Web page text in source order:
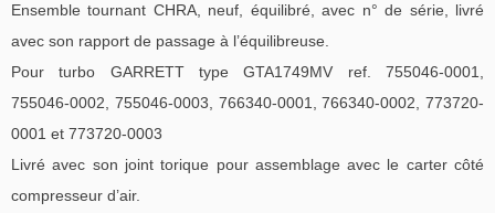
Ensemble tournant CHRA, neuf, équilibré, avec n° de série, livré
avec son rapport de passage à l’équilibreuse.
Pour turbo GARRETT type GTA1749MV ref. 755046-0001,
755046-0002, 755046-0003, 766340-0001, 766340-0002, 773720-
0001 et 773720-0003
Livré avec son joint torique pour assemblage avec le carter côté
compresseur d’air.